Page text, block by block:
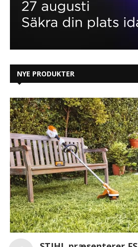
NYE PRODUKTER